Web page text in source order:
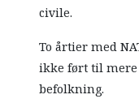
civile.
To årtier med
ikke ført til mere
befolkning.